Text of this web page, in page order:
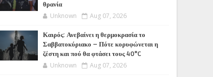
θρανία
Unknown Aug 07, 2026
Καιρός: Ανεβαίνει η θερμοκρασία το
Σαββατοκύριακο – Πότε κορυφώνεται η
ζέστη και πού θα φτάσει τους 40°C
Unknown Aug 07, 2026